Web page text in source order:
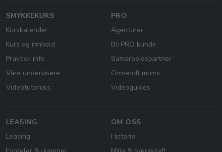
SMYKKEKURS
Kurskalender
Kurs og innhold
Praktisk info
Våre undervisere
Videotutorials
PRO
Agenturer
Bli PRO kunde
Samarbeidspartner
Omvendt moms
Videoguides
LEASING
Leasing
OM OSS
Historie